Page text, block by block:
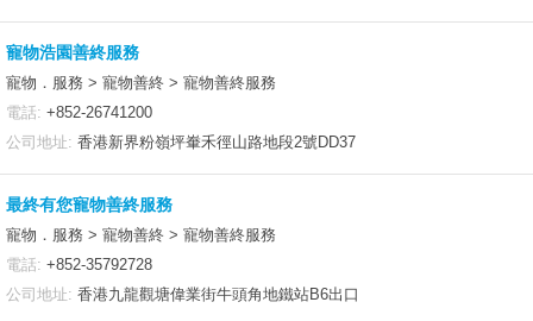
寵物浩園善終服務
寵物．服務 > 寵物善終 > 寵物善終服務
電話: +852-26741200
公司地址: 香港新界粉嶺坪輋禾徑山路地段2號DD37
最終有您寵物善終服務
寵物．服務 > 寵物善終 > 寵物善終服務
電話: +852-35792728
公司地址: 香港九龍觀塘偉業街牛頭角地鐵站B6出口